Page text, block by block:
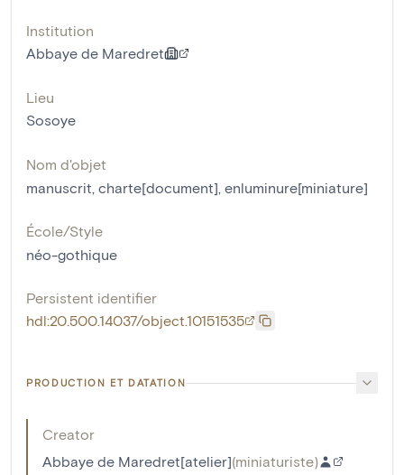
Institution
Abbaye de Maredret
Lieu
Sosoye
Nom d'objet
manuscrit, charte[document], enluminure[miniature]
École/Style
néo-gothique
Persistent identifier
hdl:20.500.14037/object.10151535
PRODUCTION ET DATATION
Creator
Abbaye de Maredret[atelier](miniaturiste)